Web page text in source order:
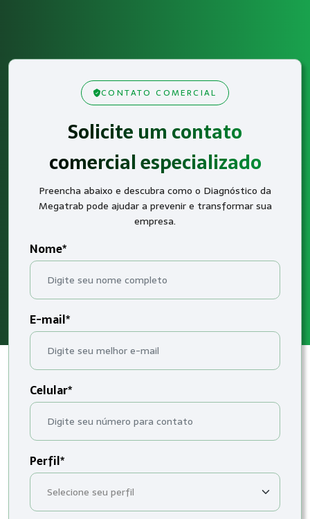
CONTATO COMERCIAL
Solicite um contato
comercial especializado
Preencha abaixo e descubra como o Diagnóstico da
Megatrab pode ajudar a prevenir e transformar sua
empresa.
Nome*
E-mail*
Celular*
Perfil*